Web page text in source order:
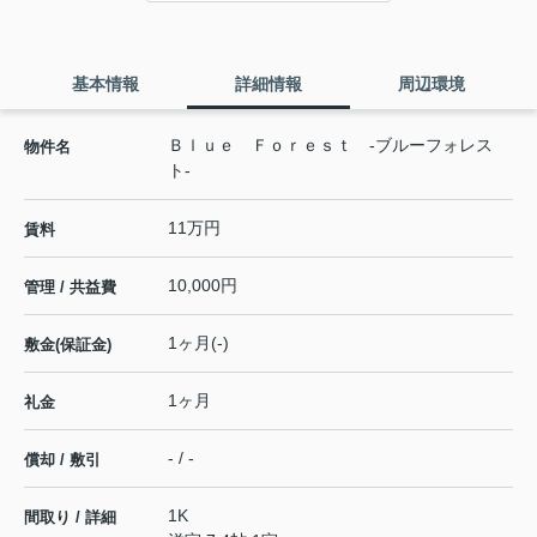
基本情報 詳細情報 周辺環境
物件名
Ｂｌｕｅ Ｆｏｒｅｓｔ -ブルーフォレス
ト-
賃料 11万円
管理 / 共益費 10,000円
敷金(保証金) 1ヶ月(-)
礼金 1ヶ月
償却 / 敷引 - / -
間取り / 詳細
1K